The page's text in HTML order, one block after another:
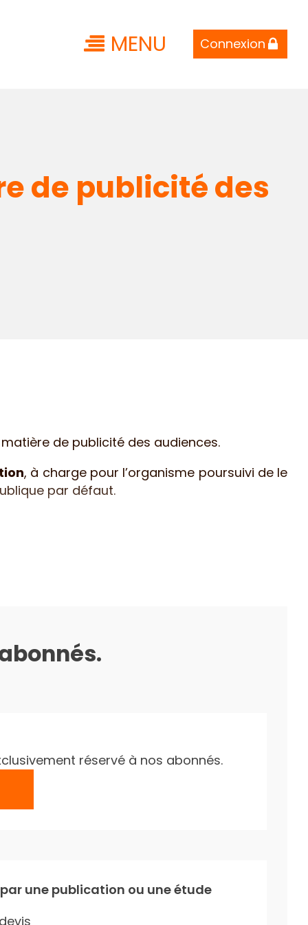
MENU Connexion
de publicité des
de publicité des audiences.
, à charge pour l’organisme poursuivi de le
par défaut.
réservé à nos abonnés.
une publication ou une étude